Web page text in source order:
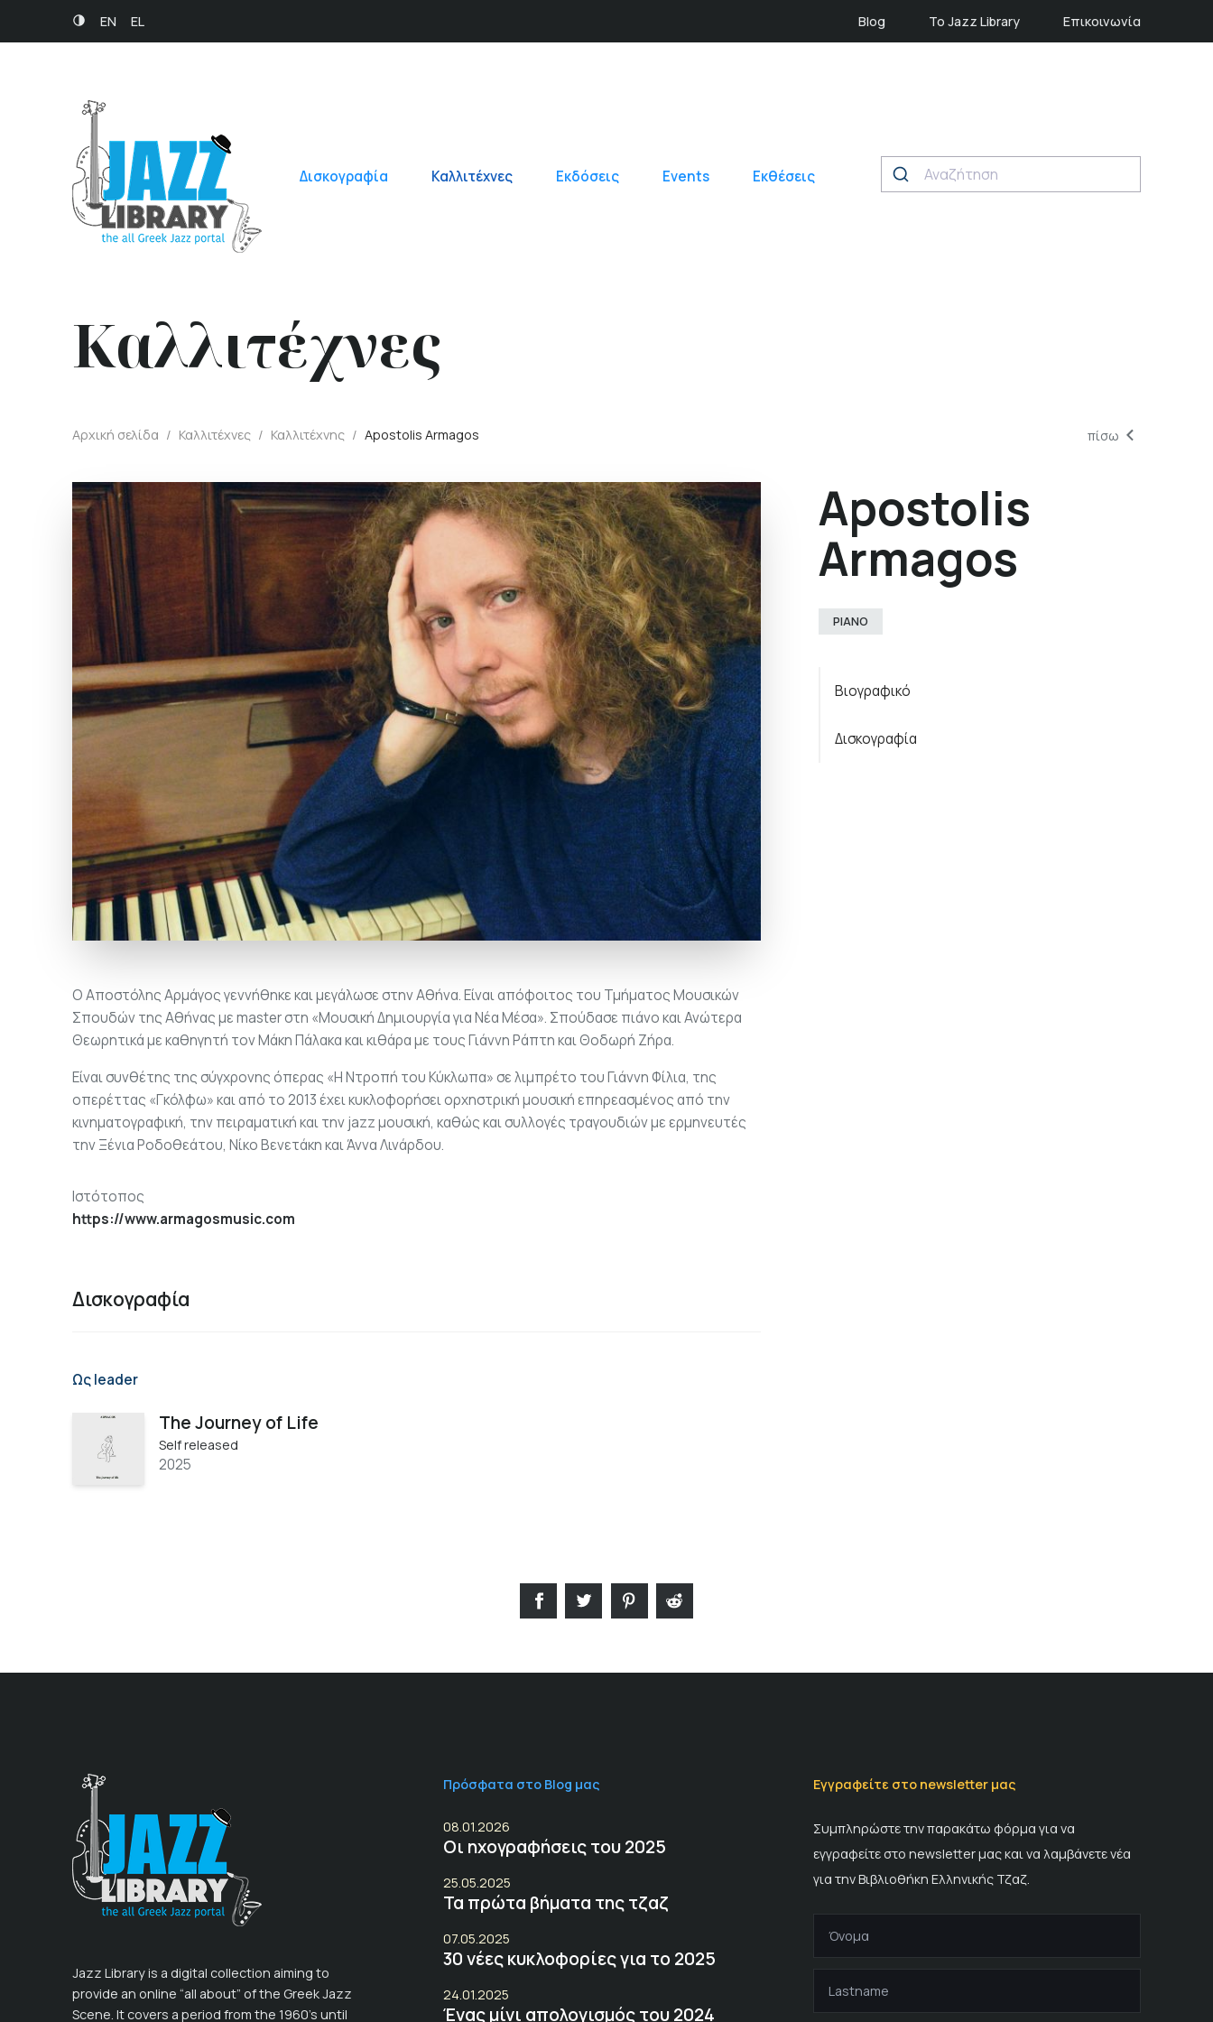
EN EL Blog Το Jazz Library Επικοινωνία
Δισκογραφία Καλλιτέχνες Εκδόσεις Events Εκθέσεις
Καλλιτέχνες
Αρχική σελίδα / Καλλιτέχνες / Καλλιτέχνης / Apostolis Armagos πίσω
Ο Αποστόλης Αρμάγος γεννήθηκε και μεγάλωσε στην Αθήνα. Είναι απόφοιτος του Τμήματος Μουσικών
Σπουδών της Αθήνας με master στη «Μουσική Δημιουργία για Νέα Μέσα». Σπούδασε πιάνο και Ανώτερα
Θεωρητικά με καθηγητή τον Μάκη Πάλακα και κιθάρα με τους Γιάννη Ράπτη και Θοδωρή Ζήρα.
Είναι συνθέτης της σύγχρονης όπερας «Η Ντροπή του Κύκλωπα» σε λιμπρέτο του Γιάννη Φίλια, της
οπερέττας «Γκόλφω» και από το 2013 έχει κυκλοφορήσει ορχηστρική μουσική επηρεασμένος από την
κινηματογραφική, την πειραματική και την jazz μουσική, καθώς και συλλογές τραγουδιών με ερμηνευτές
την Ξένια Ροδοθεάτου, Νίκο Βενετάκη και Άννα Λινάρδου.
Ιστότοπος
https://www.armagosmusic.com
Δισκογραφία
Ως leader
The Journey of Life
Self released
2025
Apostolis
Armagos
PIANO
Βιογραφικό
Δισκογραφία
Jazz Library is a digital collection aiming to
provide an online “all about” of the Greek Jazz
Scene. It covers a period from the 1960’s until
Πρόσφατα στο Blog μας
08.01.2026
Οι ηχογραφήσεις του 2025
25.05.2025
Τα πρώτα βήματα της τζαζ
07.05.2025
30 νέες κυκλοφορίες για το 2025
24.01.2025
Ένας μίνι απολογισμός του 2024
Εγγραφείτε στο newsletter μας
Συμπληρώστε την παρακάτω φόρμα για να
εγγραφείτε στο newsletter μας και να λαμβάνετε νέα
για την Βιβλιοθήκη Ελληνικής Τζαζ.